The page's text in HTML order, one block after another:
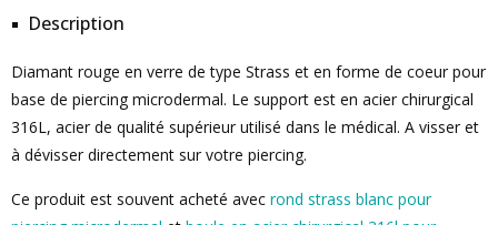
Description
Diamant rouge en verre de type Strass et en forme de coeur pour
base de piercing microdermal. Le support est en acier chirurgical
316L, acier de qualité supérieur utilisé dans le médical. A visser et
à dévisser directement sur votre piercing.
Ce produit est souvent acheté avec rond strass blanc pour